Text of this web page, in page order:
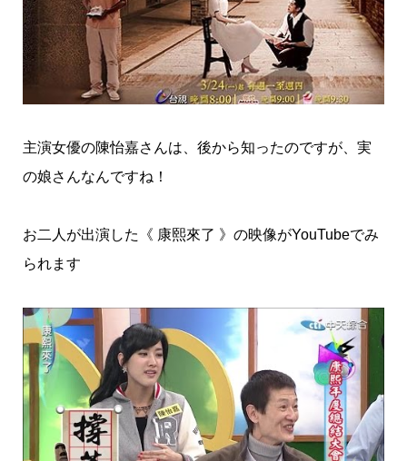
主演女優の陳怡嘉さんは、後から知ったのですが、実
の娘さんなんですね！
お二人が出演した《 康熙來了 》の映像がYouTubeでみ
られます